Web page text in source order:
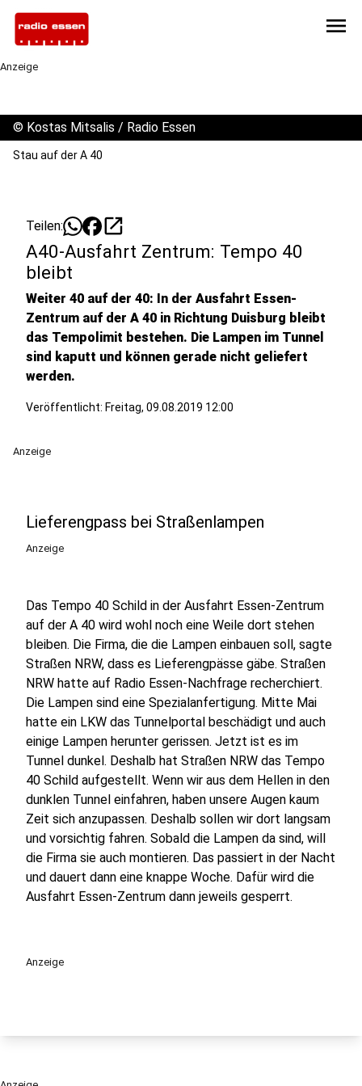
menu
Anzeige
© Kostas Mitsalis / Radio Essen
Stau auf der A 40
Teilen: open_in_new
A40-Ausfahrt Zentrum: Tempo 40
bleibt
Weiter 40 auf der 40: In der Ausfahrt Essen-
Zentrum auf der A 40 in Richtung Duisburg bleibt
das Tempolimit bestehen. Die Lampen im Tunnel
sind kaputt und können gerade nicht geliefert
werden.
Veröffentlicht: Freitag, 09.08.2019 12:00
Anzeige
Lieferengpass bei Straßenlampen
Anzeige
Das Tempo 40 Schild in der Ausfahrt Essen-Zentrum
auf der A 40 wird wohl noch eine Weile dort stehen
bleiben. Die Firma, die die Lampen einbauen soll, sagte
Straßen NRW, dass es Lieferengpässe gäbe. Straßen
NRW hatte auf Radio Essen-Nachfrage recherchiert.
Die Lampen sind eine Spezialanfertigung. Mitte Mai
hatte ein LKW das Tunnelportal beschädigt und auch
einige Lampen herunter gerissen. Jetzt ist es im
Tunnel dunkel. Deshalb hat Straßen NRW das Tempo
40 Schild aufgestellt. Wenn wir aus dem Hellen in den
dunklen Tunnel einfahren, haben unsere Augen kaum
Zeit sich anzupassen. Deshalb sollen wir dort langsam
und vorsichtig fahren. Sobald die Lampen da sind, will
die Firma sie auch montieren. Das passiert in der Nacht
und dauert dann eine knappe Woche. Dafür wird die
Ausfahrt Essen-Zentrum dann jeweils gesperrt.
Anzeige